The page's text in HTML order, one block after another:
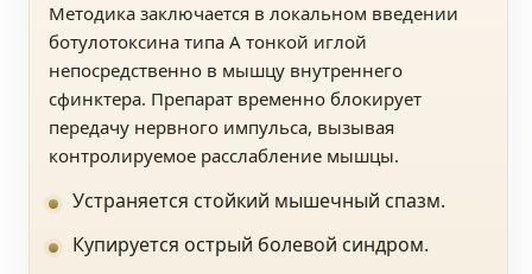
Методика заключается в локальном введении
ботулотоксина типа А тонкой иглой
непосредственно в мышцу внутреннего
сфинктера. Препарат временно блокирует
передачу нервного импульса, вызывая
контролируемое расслабление мышцы.
Устраняется стойкий мышечный спазм.
Купируется острый болевой синдром.